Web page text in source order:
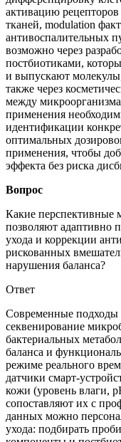
активацию
тканей, modulation
антивоспалительных
возможно через
постбиотиками,
и выпускают
также через
между
применения
идентификации
оптимальных
применения, чтобы
эффекта без риска
Вопрос
Какие перспективные
позволяют адаптивно
ухода и коррекции
рискованных
нарушения баланса?
Ответ
Современные
секвенирование
бактериальных
баланса и
режиме реального
датчики смарт-
кожи (уровень влаги,
сопоставляют их с
данных можно
ухода: подбирать